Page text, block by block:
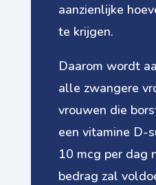
aanzienlijke
te krijgen.
Daarom wordt
alle zwangere
vrouwen die
een vitamine D-
10 mcg per dag
bedrag zal